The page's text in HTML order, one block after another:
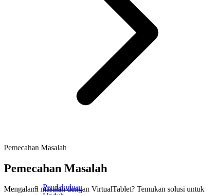
Pendahuluan
Pemecahan Masalah
Pemecahan Masalah
Mengalami masalah dengan VirtualTablet? Temukan solusi untuk